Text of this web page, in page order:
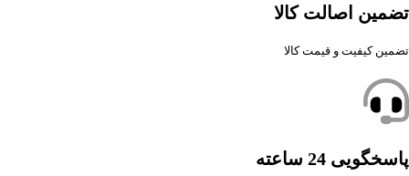
تضمین اصالت کالا
تضمین کیفیت و قیمت کالا
پاسخگویی 24 ساعته